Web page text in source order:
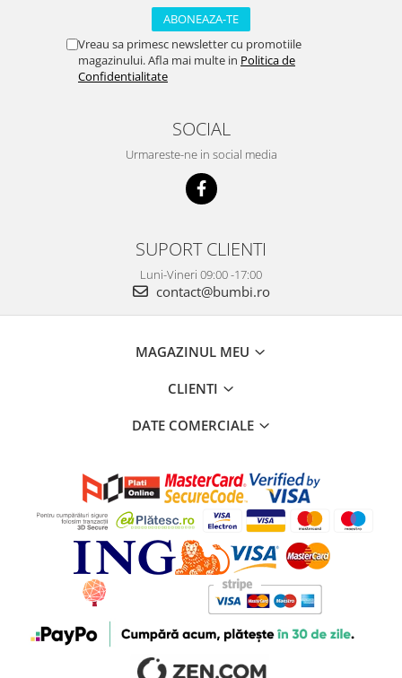
Vreau sa primesc newsletter cu promotiile
magazinului. Afla mai multe in Politica de
Confidentialitate
SOCIAL
Urmareste-ne in social media
SUPORT CLIENTI
Luni-Vineri 09:00 -17:00
contact@bumbi.ro
MAGAZINUL MEU
CLIENTI
DATE COMERCIALE